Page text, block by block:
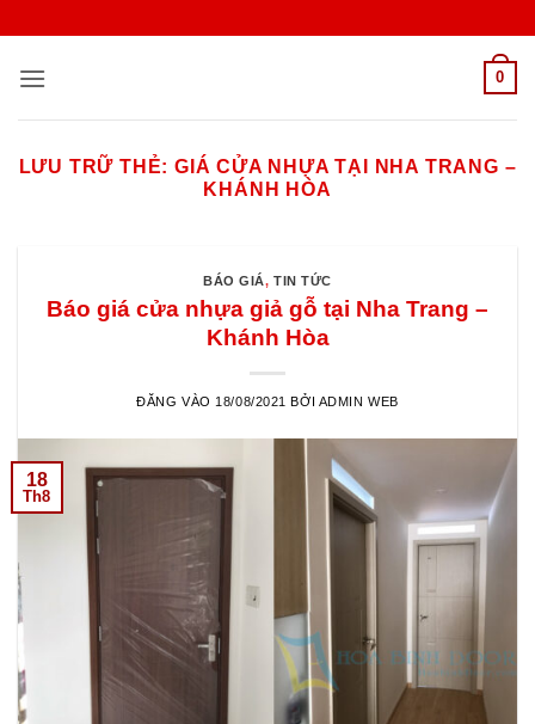
nội
0
LƯU TRỮ THẺ: GIÁ CỬA NHỰA TẠI NHA TRANG –
KHÁNH HÒA
BÁO GIÁ,TIN TỨC
Báo giá cửa nhựa giả gỗ tại Nha Trang –
Khánh Hòa
ĐĂNG VÀO 18/08/2021 BỞI ADMIN WEB
18
Th8